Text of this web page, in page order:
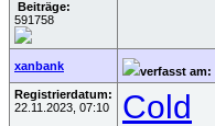
Beiträge:
591758
xanbank verfasst am:
Registrierdatum:
22.11.2023, 07:10
Cold